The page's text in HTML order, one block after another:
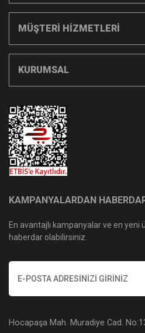
MÜŞTERİ HİZMETLERİ
KURUMSAL
KAMPANYALARDAN
En avantajlı kampanyalar ve en
haberdar olabilirsiniz.
Hocapaşa Mah. Muradiye Cad.